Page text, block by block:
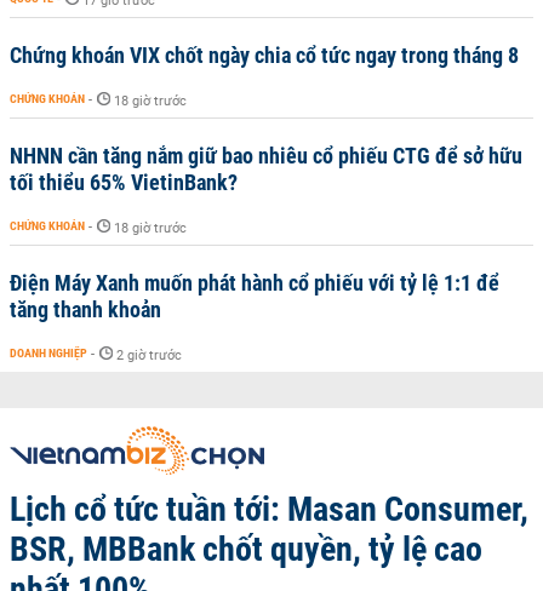
Chứng khoán VIX chốt ngày chia cổ tức ngay trong tháng 8
CHỨNG KHOÁN - 18 giờ trước
NHNN cần tăng nắm giữ bao nhiêu cổ phiếu CTG để sở hữu
tối thiểu 65% VietinBank?
CHỨNG KHOÁN - 18 giờ trước
Điện Máy Xanh muốn phát hành cổ phiếu với tỷ lệ 1:1 để
tăng thanh khoản
DOANH NGHIỆP - 2 giờ trước
Lịch cổ tức tuần tới: Masan Consumer,
BSR, MBBank chốt quyền, tỷ lệ cao